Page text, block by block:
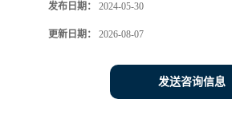
发布日期： 2024-05-30
更新日期： 2026-08-07
发送咨询信息